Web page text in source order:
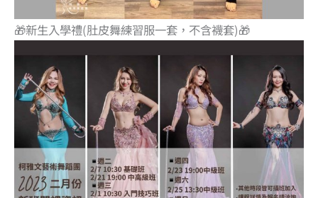
🎁新生入學禮(肚皮舞練習服一套，不含襪套)🎁